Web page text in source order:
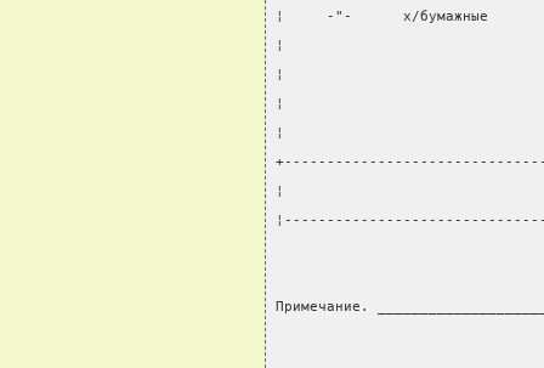
¦     -"-      х/бумажные
¦
¦
¦
¦
¦
Примечание.